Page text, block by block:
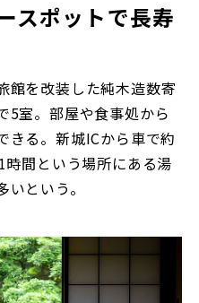
スポットで長寿
館を改装した純木造数寄
5室。部屋や食事処から
きる。新城ICから車で約
間という場所にある湯
という。